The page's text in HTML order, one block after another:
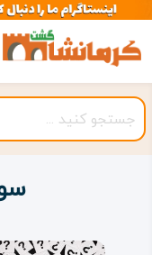
صفحه
اصلی
کرمانشاه
شهرستان